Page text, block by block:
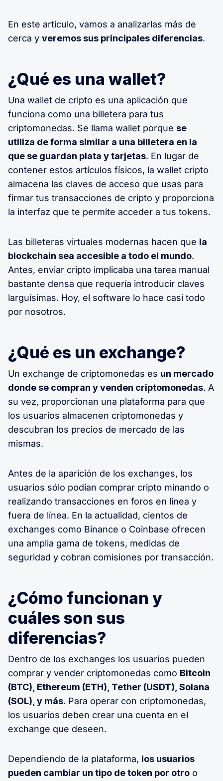
En este artículo, vamos a analizarlas más de
cerca y veremos sus principales diferencias.
¿Qué es una wallet?
Una wallet de cripto es una aplicación que
funciona como una billetera para tus
criptomonedas. Se llama wallet porque se
utiliza de forma similar a una billetera en la
que se guardan plata y tarjetas. En lugar de
contener estos artículos físicos, la wallet cripto
almacena las claves de acceso que usas para
firmar tus transacciones de cripto y proporciona
la interfaz que te permite acceder a tus tokens.
Las billeteras virtuales modernas hacen que la
blockchain sea accesible a todo el mundo.
Antes, enviar cripto implicaba una tarea manual
bastante densa que requería introducir claves
larguísimas. Hoy, el software lo hace casi todo
por nosotros.
¿Qué es un exchange?
Un exchange de criptomonedas es un mercado
donde se compran y venden criptomonedas. A
su vez, proporcionan una plataforma para que
los usuarios almacenen criptomonedas y
descubran los precios de mercado de las
mismas.
Antes de la aparición de los exchanges, los
usuarios sólo podían comprar cripto minando o
realizando transacciones en foros en línea y
fuera de línea. En la actualidad, cientos de
exchanges como Binance o Coinbase ofrecen
una amplia gama de tokens, medidas de
seguridad y cobran comisiones por transacción.
¿Cómo funcionan y
cuáles son sus
diferencias?
Dentro de los exchanges los usuarios pueden
comprar y vender criptomonedas como Bitcoin
(BTC), Ethereum (ETH), Tether (USDT), Solana
(SOL), y más. Para operar con criptomonedas,
los usuarios deben crear una cuenta en el
exchange que deseen.
Dependiendo de la plataforma, los usuarios
pueden cambiar un tipo de token por otro o